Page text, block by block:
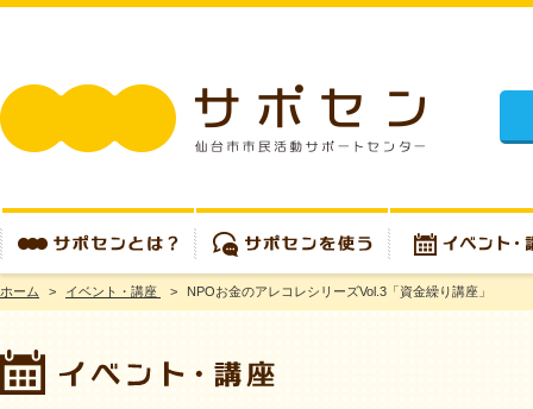
サポセンとは？ サポセンを使う イベント・講座
ホーム > イベント・講座 > NPOお金のアレコレシリーズVol.3「資金繰り講座」